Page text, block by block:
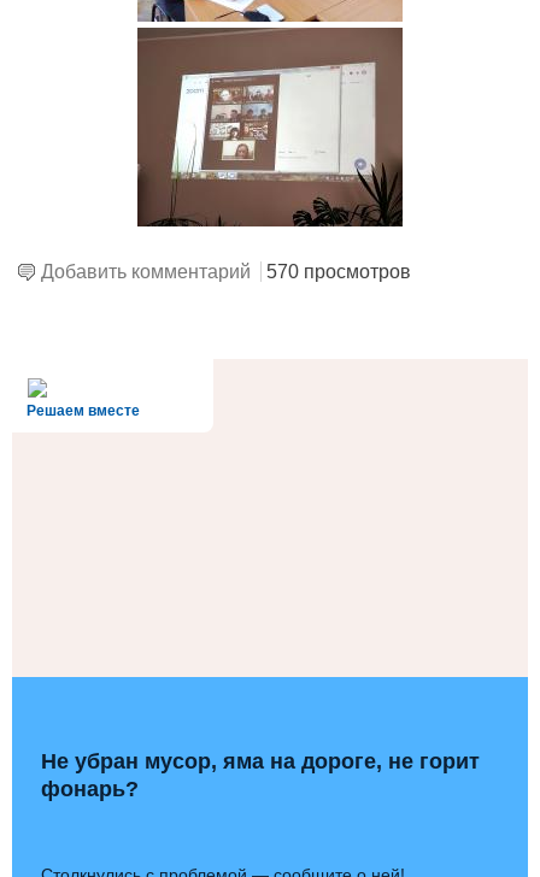
Добавить комментарий 570 просмотров
Решаем вместе
Не убран мусор, яма на дороге, не горит
фонарь?